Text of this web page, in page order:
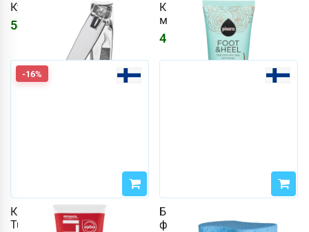
Кусачки для ногтей
546
Крем для ног Pisara 100
мл
481
-16%
Крем для ног 100 мл
Tummeli
Банные губки Iisi 3 шт,
формованные